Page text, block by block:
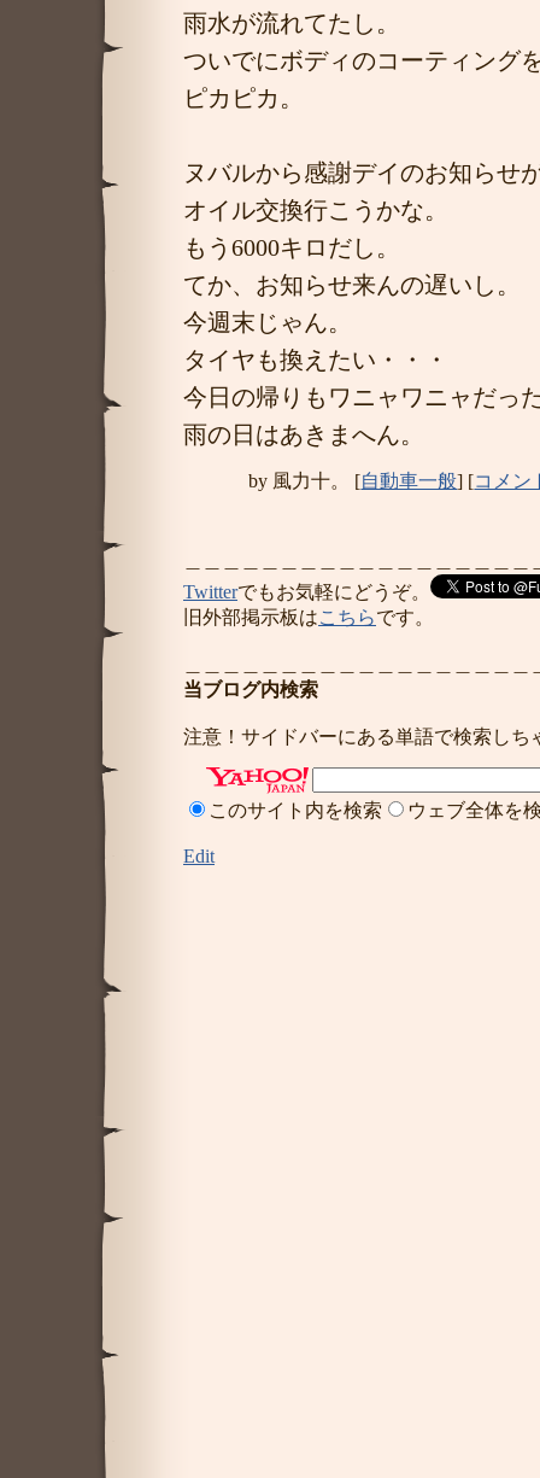
雨水が流れてたし。
ついでにボディのコーティング
ピカピカ。
ヌバルから感謝デイのお知らせ
オイル交換行こうかな。
もう6000キロだし。
てか、お知らせ来んの遅いし。
今週末じゃん。
タイヤも換えたい・・・
今日の帰りもワニャワニャだっ
雨の日はあきまへん。
by 風力十。 [自動車一般] [コメン
Twitterでもお気軽にどうぞ。
旧外部掲示板はこちらです。
当ブログ内検索
注意！サイドバーにある単語で検索しち
このサイト内を検索 ウェブ全体を
Edit